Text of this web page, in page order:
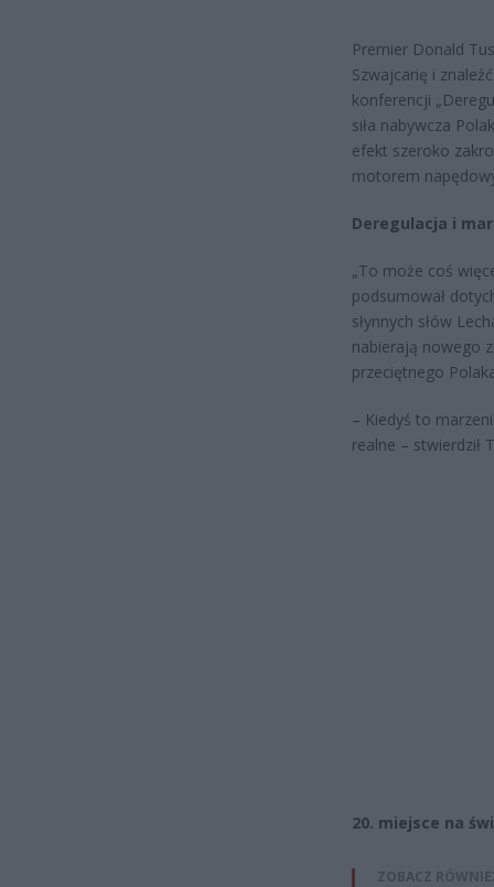
Premier Donald
Szwajcarię i
konferencji
siła nabywcza
efekt szeroko
motorem
Deregulacja i
„To może coś
podsumował
słynnych słów
nabierają nowego
przeciętnego
– Kiedyś to
realne – stwierdził
20. miejsce na
ZOBACZ